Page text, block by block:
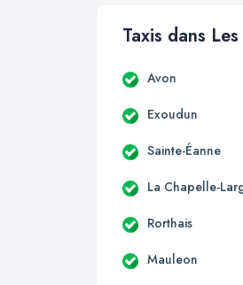
Taxis dans
Avon
Exoudun
Sainte-Éanne
La Chapelle-
Rorthais
Mauleon